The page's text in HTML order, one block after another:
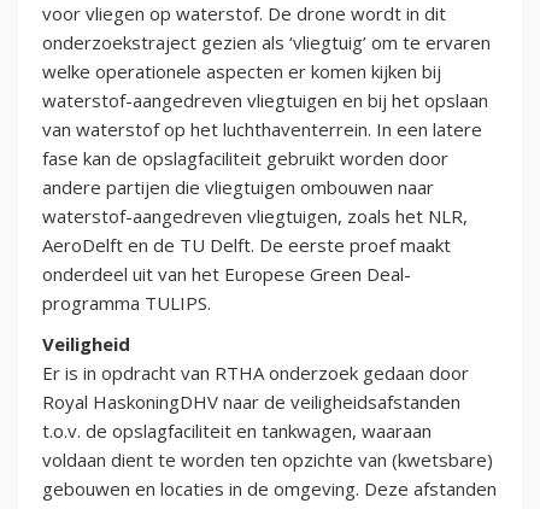
voor vliegen op waterstof. De drone wordt in dit
onderzoekstraject gezien als ‘vliegtuig’ om te ervaren
welke operationele aspecten er komen kijken bij
waterstof-aangedreven vliegtuigen en bij het opslaan
van waterstof op het luchthaventerrein. In een latere
fase kan de opslagfaciliteit gebruikt worden door
andere partijen die vliegtuigen ombouwen naar
waterstof-aangedreven vliegtuigen, zoals het NLR,
AeroDelft en de TU Delft. De eerste proef maakt
onderdeel uit van het Europese Green Deal-
programma TULIPS.
Veiligheid
Er is in opdracht van RTHA onderzoek gedaan door
Royal HaskoningDHV naar de veiligheidsafstanden
t.o.v. de opslagfaciliteit en tankwagen, waaraan
voldaan dient te worden ten opzichte van (kwetsbare)
gebouwen en locaties in de omgeving. Deze afstanden